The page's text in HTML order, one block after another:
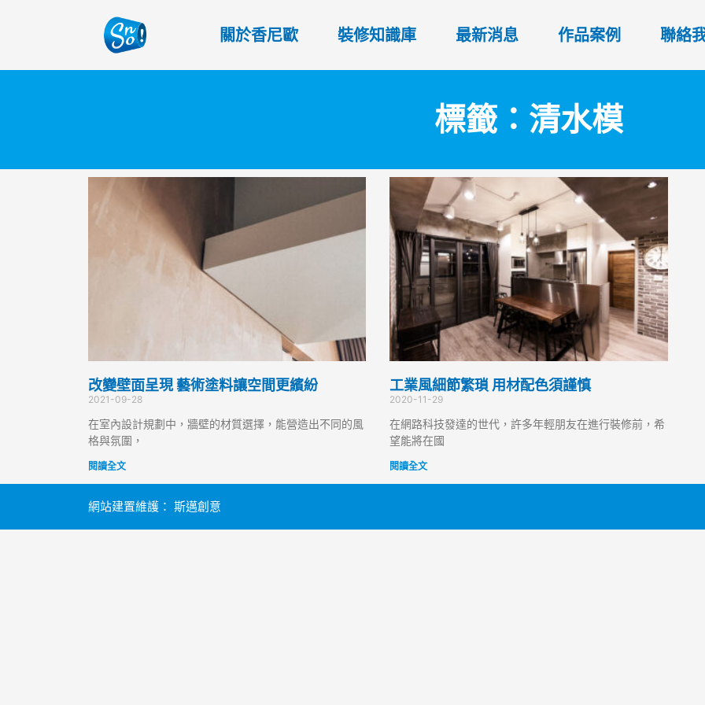
關於香尼歐 裝修知識庫 最新消息 作品案例 聯絡
標籤：清水模
改變壁面呈現 藝術塗料讓空間更繽紛
2021-09-28
在室內設計規劃中，牆壁的材質選擇，能營造出不同的風
格與氛圍，
閱讀全文
工業風細節繁瑣 用材配色須謹慎
2020-11-29
在網路科技發達的世代，許多年輕朋友在進行裝修前，希
望能將在國
閱讀全文
網站建置維護： 斯邁創意